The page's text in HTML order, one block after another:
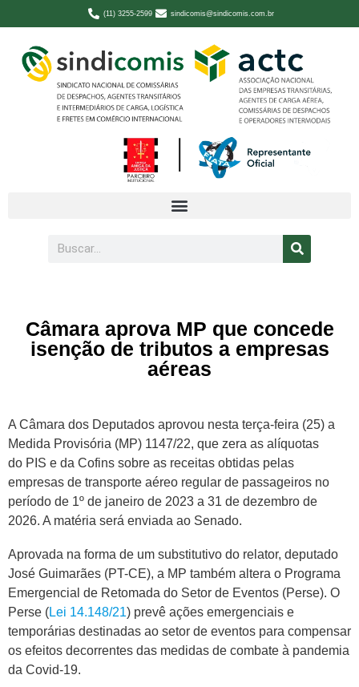
(11) 3255-2599 sindicomis@sindicomis.com.br
Câmara aprova MP que concede
isenção de tributos a empresas
aéreas
A Câmara dos Deputados aprovou nesta terça-feira (25) a
Medida Provisória (MP) 1147/22, que zera as alíquotas
do PIS e da Cofins sobre as receitas obtidas pelas
empresas de transporte aéreo regular de passageiros no
período de 1º de janeiro de 2023 a 31 de dezembro de
2026. A matéria será enviada ao Senado.
Aprovada na forma de um substitutivo do relator, deputado
José Guimarães (PT-CE), a MP também altera o Programa
Emergencial de Retomada do Setor de Eventos (Perse). O
Perse (Lei 14.148/21) prevê ações emergenciais e
temporárias destinadas ao setor de eventos para compensar
os efeitos decorrentes das medidas de combate à pandemia
da Covid-19.